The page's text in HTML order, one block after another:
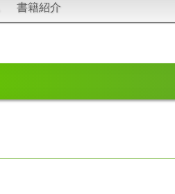
ン
テ
ス
プ
書籍紹介